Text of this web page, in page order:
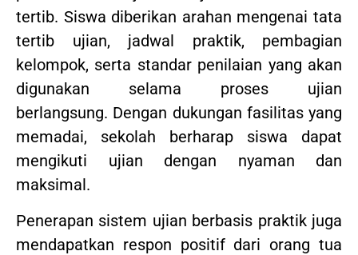
tertib. Siswa diberikan arahan mengenai tata
tertib ujian, jadwal praktik, pembagian
kelompok, serta standar penilaian yang akan
digunakan selama proses ujian
berlangsung. Dengan dukungan fasilitas yang
memadai, sekolah berharap siswa dapat
mengikuti ujian dengan nyaman dan
maksimal.
Penerapan sistem ujian berbasis praktik juga
mendapatkan respon positif dari orang tua